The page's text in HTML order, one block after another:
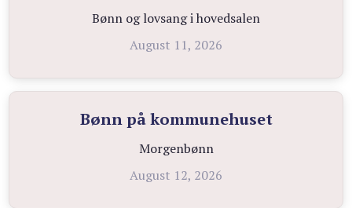
Bønn og lovsang i hovedsalen
August 11, 2026
Bønn på kommunehuset
Morgenbønn
August 12, 2026